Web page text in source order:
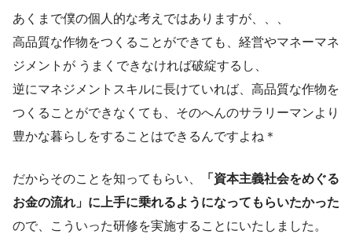
あくまで僕の個人的な考えではありますが、、、
高品質な作物をつくることができても、経営やマネーマネ
ジメントが うまくできなければ破綻するし、
逆にマネジメントスキルに長けていれば、高品質な作物を
つくることができなくても、そのへんのサラリーマンより
豊かな暮らしをすることはできるんですよね＊
だからそのことを知ってもらい、
「資本主義社会をめぐる
お金の流れ」に上手に乗れるようになってもらいたかった
ので、こういった研修を実施することにいたしました。